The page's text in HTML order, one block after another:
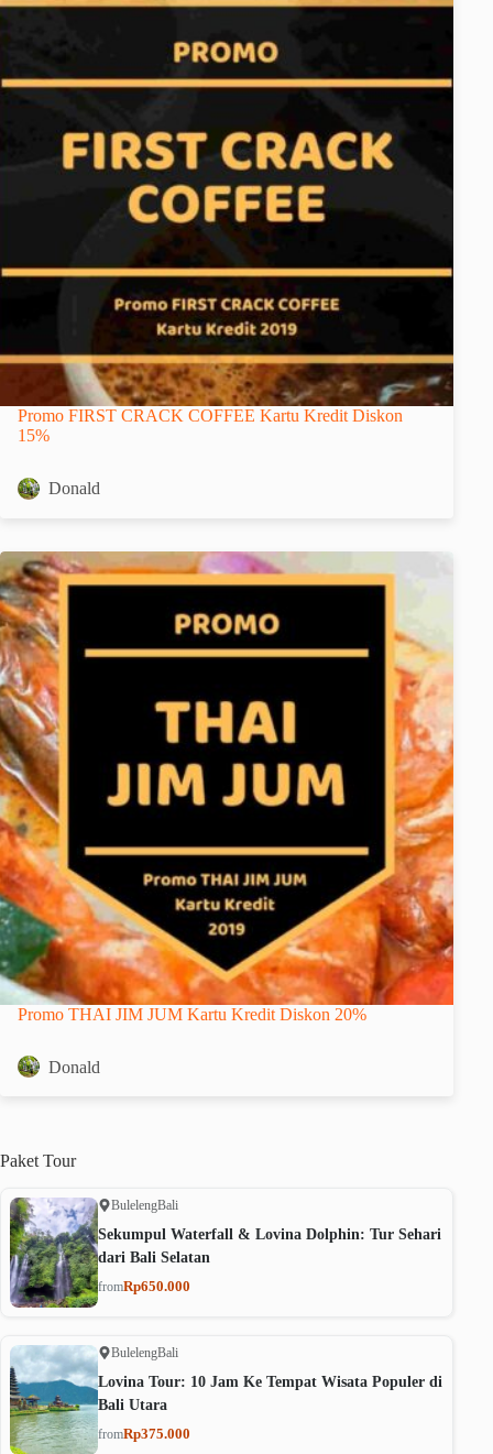
Promo FIRST CRACK COFFEE Kartu Kredit Diskon
15%
Donald
Promo THAI JIM JUM Kartu Kredit Diskon 20%
Donald
Paket Tour
BulelengBali
Sekumpul Waterfall & Lovina Dolphin: Tur Sehari
dari Bali Selatan
fromRp650.000
BulelengBali
Lovina Tour: 10 Jam Ke Tempat Wisata Populer di
Bali Utara
fromRp375.000